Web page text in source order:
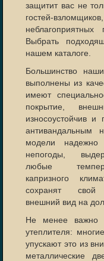
защитит вас не
гостей-
неблагоприятных
Выбрать
нашем каталоге.
Большинство
выполнены из
имеют
покрытие,
износоустойчив и
антивандальным
модели
непогоды,
любые
капризного
сохранят свой
внешний вид на
Не менее важно
утеплителя:
упускают это из
металлические